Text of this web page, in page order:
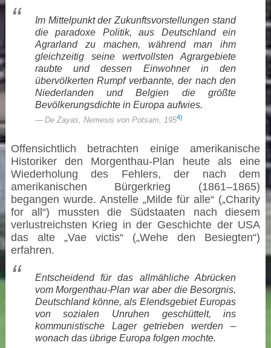
Im Mittelpunkt der Zukunftsvorstellungen stand
die paradoxe Politik, aus Deutschland ein
Agrarland zu machen, während man ihm
gleichzeitig seine wertvollsten Agrargebiete
raubte und dessen Einwohner in den
übervölkerten Rumpf verbannte, der nach den
Niederlanden und Belgien die größte
Bevölkerungsdichte in Europa aufwies.
De Zayas, Nemesis von Potsam, 1954)
Offensichtlich betrachten einige amerikanische
Historiker den Morgenthau-Plan heute als eine
Wiederholung des Fehlers, der nach dem
amerikanischen Bürgerkrieg (1861–1865)
begangen wurde. Anstelle „Milde für alle“ („Charity
for all“) mussten die Südstaaten nach diesem
verlustreichsten Krieg in der Geschichte der USA
das alte „Vae victis“ („Wehe den Besiegten“)
erfahren.
Entscheidend für das allmähliche Abrücken
vom Morgenthau-Plan war aber die Besorgnis,
Deutschland könne, als Elendsgebiet Europas
von sozialen Unruhen geschüttelt, ins
kommunistische Lager getrieben werden –
wonach das übrige Europa folgen mochte.